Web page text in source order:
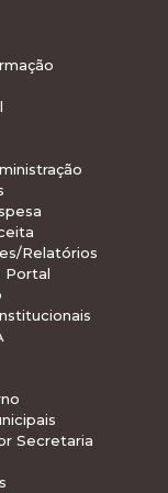
Relatórios
Portal
Secretaria